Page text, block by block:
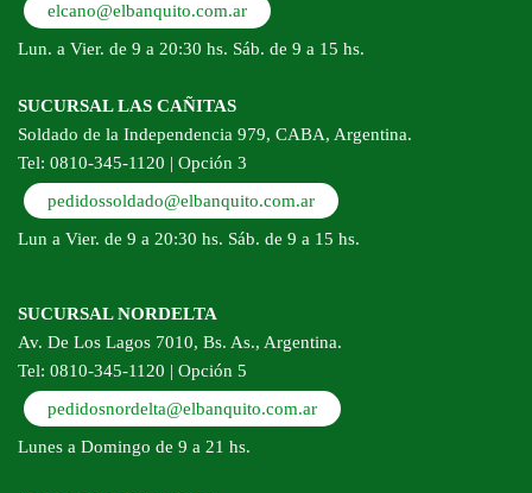
elcano@elbanquito.com.ar
Lun. a Vier. de 9 a 20:30 hs. Sáb. de 9 a 15 hs.
SUCURSAL LAS CAÑITAS
Soldado de la Independencia 979, CABA, Argentina.
Tel: 0810-345-1120 | Opción 3
pedidossoldado@elbanquito.com.ar
Lun a Vier. de 9 a 20:30 hs. Sáb. de 9 a 15 hs.
SUCURSAL NORDELTA
Av. De Los Lagos 7010, Bs. As., Argentina.
Tel: 0810-345-1120 | Opción 5
pedidosnordelta@elbanquito.com.ar
Lunes a Domingo de 9 a 21 hs.